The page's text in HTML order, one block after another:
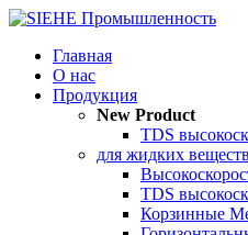
Главная
О нас
Продукция
New Product
TDS
для жидких веществ
TDS
Корзинные